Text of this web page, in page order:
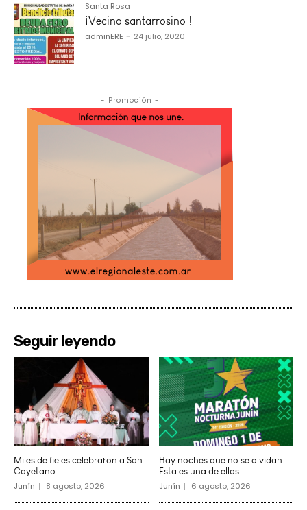
Santa Rosa
¡Vecino santarrosino !
adminERE - 24 julio, 2020
- Promoción -
Seguir leyendo
Miles de fieles celebraron a San
Cayetano
Junín 8 agosto, 2026
Hay noches que no se olvidan.
Esta es una de ellas.
Junín 6 agosto, 2026